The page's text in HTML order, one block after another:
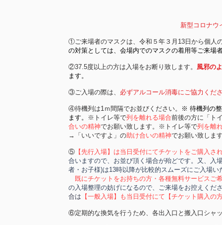
新型コロナウ
①ご来場者のマスクは、令和５年３月13日から個人
の対策としては、会場内でのマスクの着用等ご来場
②37.5度以上の方は入場をお断り致します。 風邪の
ます。
③ご入場の際は、 必ずアルコール消毒にご協力くだ
④待機列は1ｍ間隔でお並びください。
※ 待機列の
ます。
※トイレ等で列を離れる場合前後の方に「ト
合いの精神でお願い致します。※トイレ等で列を離
→「いいですよ」の助け合いの精神でお願い致しま
⑤ 【先行入場】は当日受付にてチケットをご購入さ
合いますので、お並び頂く場合が殆どです。又、入
者・お子様)は13時以降が比較的スムーズにご入場い
既にチケットをお持ちの方・各種無料サービスご
の入場整理の妨げになるので、ご来場をお控えくだ
合は 【一般入場】も当日受付にて【チケット購入
⑥定期的な換気を行うため、各出入口と搬入口シャ